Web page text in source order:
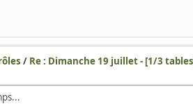
/ Re : Dimanche 19 juillet - [1/3